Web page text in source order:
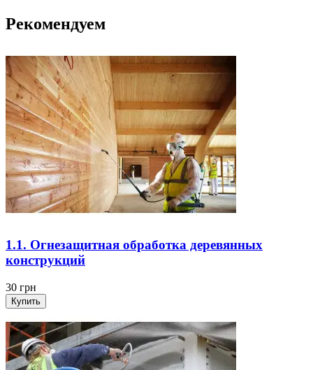
Рекомендуем
1.1. Огнезащитная обработка деревянных
конструкций
30 грн
Купить